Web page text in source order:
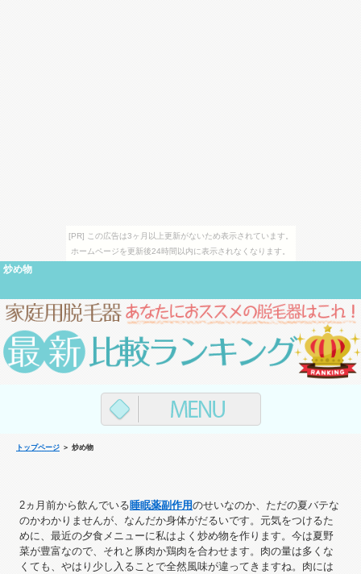
[PR] この広告は3ヶ月以上更新がないため表示されています。
ホームページを更新後24時間以内に表示されなくなります。
炒め物
トップページ ＞ 炒め物
2ヵ月前から飲んでいる 睡眠薬副作用のせいなのか、ただの夏バテな
のかわかりませんが、なんだか身体がだるいです。元気をつけるた
めに、最近の夕食メニューに私はよく炒め物を作ります。今は夏野
菜が豊富なので、それと豚肉か鶏肉を合わせます。肉の量は多くな
くても、やはり少し入ることで全然風味が違ってきますね。肉には